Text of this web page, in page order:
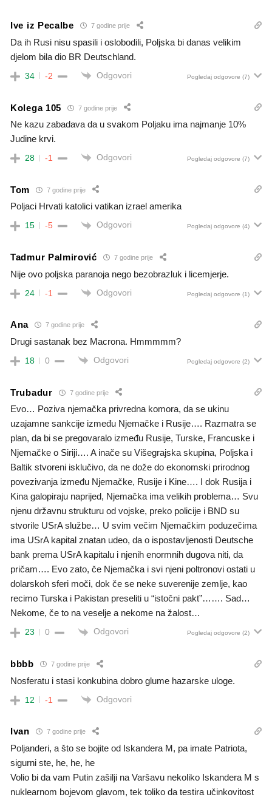
Ive iz Pecalbe 7 godine prije
Da ih Rusi nisu spasili i oslobodili, Poljska bi danas velikim
djelom bila dio BR Deutschland.
34 -2 Odgovori Pogledaj odgovore (7)
Kolega 105 7 godine prije
Ne kazu zabadava da u svakom Poljaku ima najmanje 10%
Judine krvi.
28 -1 Odgovori Pogledaj odgovore (7)
Tom 7 godine prije
Poljaci Hrvati katolici vatikan izrael amerika
15 -5 Odgovori Pogledaj odgovore (4)
Tadmur Palmirović 7 godine prije
Nije ovo poljska paranoja nego bezobrazluk i licemjerje.
24 -1 Odgovori Pogledaj odgovore (1)
Ana 7 godine prije
Drugi sastanak bez Macrona. Hmmmmm?
18 0 Odgovori Pogledaj odgovore (2)
Trubadur 7 godine prije
Evo… Poziva njemačka privredna komora, da se ukinu
uzajamne sankcije između Njemačke i Rusije…. Razmatra se
plan, da bi se pregovaralo između Rusije, Turske, Francuske i
Njemačke o Siriji…. A inače su Višegrajska skupina, Poljska i
Baltik stvoreni isklučivo, da ne dože do ekonomski prirodnog
povezivanja između Njemačke, Rusije i Kine…. I dok Rusija i
Kina galopiraju naprijed, Njemačka ima velikih problema… Svu
njenu državnu strukturu od vojske, preko policije i BND su
stvorile USrA službe… U svim večim Njemačkim poduzečima
ima USrA kapital znatan udeo, da o ispostavljenosti Deutsche
bank prema USrA kapitalu i njenih enormnih dugova niti, da
pričam…. Evo zato, če Njemačka i svi njeni poltronovi ostati u
dolarskoh sferi moči, dok če se neke suverenije zemlje, kao
recimo Turska i Pakistan preseliti u “istočni pakt”……. Sad…
Nekome, če to na veselje a nekome na žalost…
23 0 Odgovori Pogledaj odgovore (2)
bbbb 7 godine prije
Nosferatu i stasi konkubina dobro glume hazarske uloge.
12 -1 Odgovori
Ivan 7 godine prije
Poljanderi, a što se bojite od Iskandera M, pa imate Patriota,
sigurni ste, he, he, he
Volio bi da vam Putin zašilji na Varšavu nekoliko Iskandera M s
nuklearnom bojevom glavom, tek toliko da testira učinkovitost